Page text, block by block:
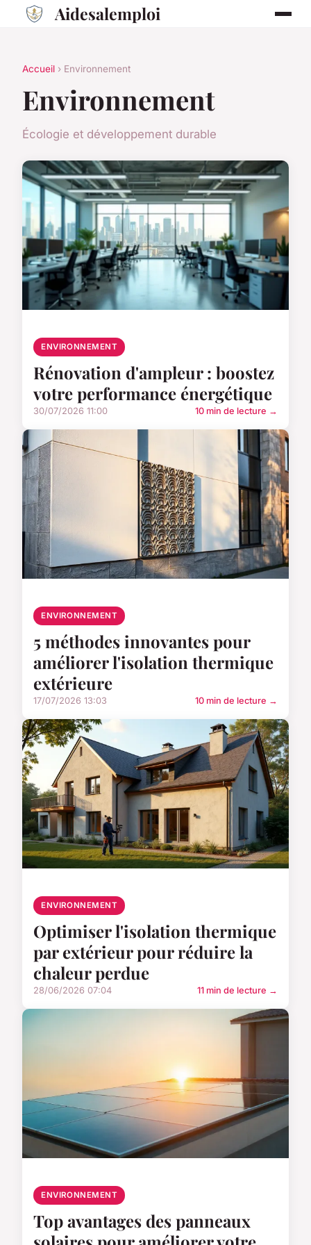
Aidesalemploi
Accueil › Environnement
Environnement
Écologie et développement durable
ENVIRONNEMENT
Rénovation d'ampleur : boostez
votre performance énergétique
30/07/2026 11:00 10 min de lecture →
ENVIRONNEMENT
5 méthodes innovantes pour
améliorer l'isolation thermique
extérieure
17/07/2026 13:03 10 min de lecture →
ENVIRONNEMENT
Optimiser l'isolation thermique
par extérieur pour réduire la
chaleur perdue
28/06/2026 07:04 11 min de lecture →
ENVIRONNEMENT
Top avantages des panneaux